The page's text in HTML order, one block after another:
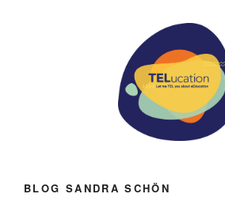
BLOG SANDRA SCHÖN